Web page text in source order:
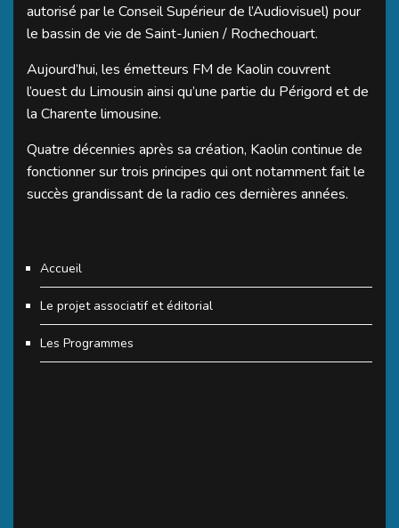
autorisé par le Conseil Supérieur de l’Audiovisuel) pour
le bassin de vie de Saint-Junien / Rochechouart.
Aujourd’hui, les émetteurs FM de Kaolin couvrent
l’ouest du Limousin ainsi qu’une partie du Périgord et de
la Charente limousine.
Quatre décennies après sa création, Kaolin continue de
fonctionner sur trois principes qui ont notamment fait le
succès grandissant de la radio ces dernières années.
Accueil
Le projet associatif et éditorial
Les Programmes